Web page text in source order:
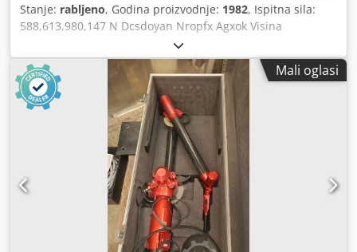
Stanje: rabljeno, Godina proizvodnje: 1982, Ispitna sila:
588,613,980,147 N Dcsdoyan Nropfx Agxok Visina
ispitivanja: 250 mm Isten: 150 mm Masa stroja: približno
100 kg Potrebni prostor: približno 460 x 210 x 840 mm
Vrsta djelovanja sile: opterećenje opružnom silom Predsila:
98 kN Isten: 150 mm Visina ispitivanja: 250 mm Ispitna sila:
588 N, 613 N, 980 N, 1471 N, 2450 N Napon: 220 V Vrsta
struje: 50 Hz Dodatna oprema i specijalna oprema: - Nosač
s dijamantnim stošcem, 120 stupnjeva - Referentna ploča
za tvrdoću HRC - Nosač s kuglicom od tvrdog metala,
promjer 2,5 mm - Referentna ploča za tvrdoću HR 2,5/187,5
- Ispitni stol, promjer 190 mm - Priključni ispitni stol za
maksimalni promjer 85 mm - Zaštitna navlaka - Stolni dio
stroja s ladicom Potrebna površina: 460 x 210 x 840 mm
Masa: približno 100 kg
Mali oglasi